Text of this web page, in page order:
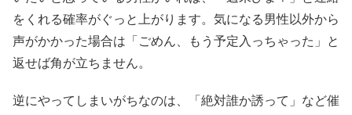
をくれる確率がぐっと上がります。気になる男性以外から
声がかかった場合は「ごめん、もう予定入っちゃった」と
返せば角が立ちません。
逆にやってしまいがちなのは、「絶対誰か誘って」など催